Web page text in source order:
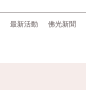
最新活動 佛光新聞